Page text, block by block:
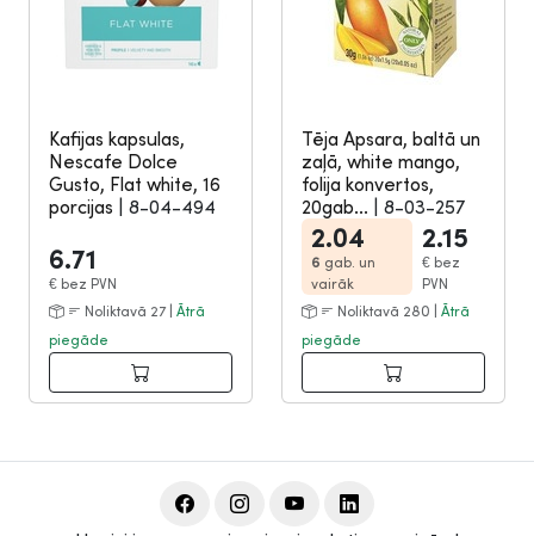
Kafijas kapsulas,
Nescafe Dolce
Gusto, Flat white, 16
porcijas
8-04-494
6.71
€ bez PVN
Noliktavā 27 | Ātrā
piegāde
Tēja Apsara, baltā un
zaļā, white mango,
folija konvertos,
20gab...
8-03-257
2.04
6 gab. un
vairāk
2.15
€ bez
PVN
Noliktavā 280 | Ātrā
piegāde